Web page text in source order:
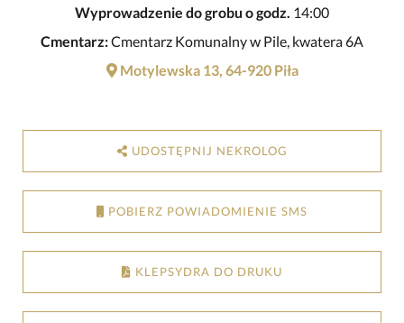
Wyprowadzenie do grobu o godz. 14:00
Cmentarz:Cmentarz Komunalny w Pile, kwatera 6A
Motylewska 13, 64-920 Piła
UDOSTĘPNIJ NEKROLOG
POBIERZ POWIADOMIENIE SMS
KLEPSYDRA DO DRUKU